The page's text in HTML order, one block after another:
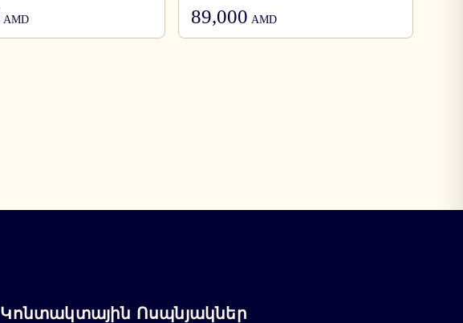
AMD 89,000 AMD
Կոնտակտային Ոսպնյակներ